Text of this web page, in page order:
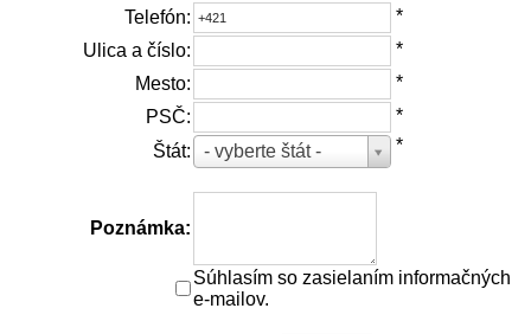
Telefón:
*
Ulica a číslo:
*
Mesto:
*
PSČ:
*
Štát:
- vyberte štát - *
Poznámka:
Súhlasím so zasielaním informačných
e-mailov.